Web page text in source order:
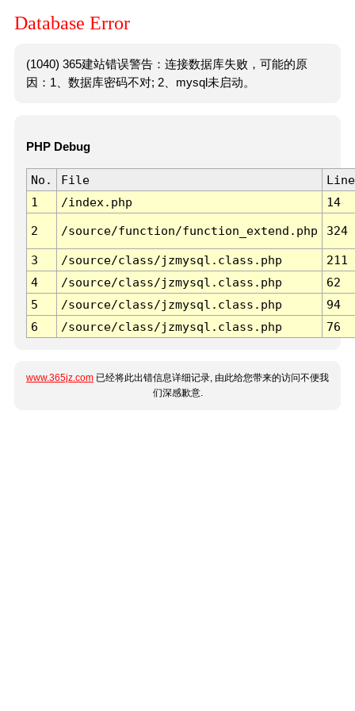
Database Error
(1040) 365建站错误警告：连接数据库失败，可能的原
因：1、数据库密码不对; 2、mysql未启动。
PHP Debug
No. File
Line
1
/index.php 14
2 /source/function/function_extend.php 324
3 /source/class/jzmysql.class.php
211
4
/source/class/jzmysql.class.php
62
5
/source/class/jzmysql.class.php
94
6
/source/class/jzmysql.class.php 76
www.365jz.com 已经将此出错信息详细记录, 由此给您带来的访问不便我
们深感歉意.